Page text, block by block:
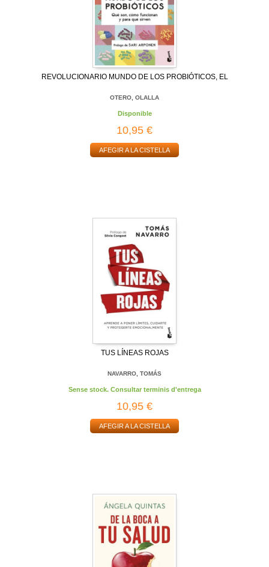
REVOLUCIONARIO MUNDO DE LOS PROBIÓTICOS, EL
OTERO, OLALLA
Disponible
10,95 €
AFEGIR A LA CISTELLA
TUS LÍNEAS ROJAS
NAVARRO, TOMÁS
Sense stock. Consultar terminis d'entrega
10,95 €
AFEGIR A LA CISTELLA